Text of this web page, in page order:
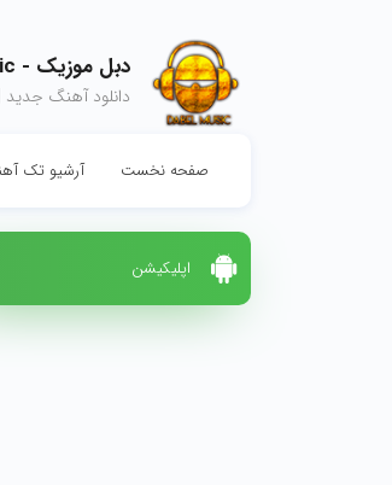
دبل موزیک - DabelMusic
دانلود آهنگ
صفحه نخست آرشیو تک
اپلیکیشن